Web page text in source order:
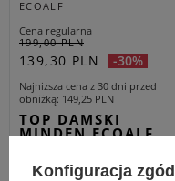
ECOALF
Cena regularna
199,00 PLN
139,30 PLN -30%
Najniższa cena z 30 dni przed
obniżką 149,25 PLN
TOP DAMSKI
MINDEN ECOALF
Konfiguracja zgód